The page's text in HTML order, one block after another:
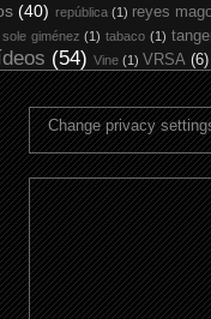
(40) república (1) reyes
sole giménez (1) tabaco (1)
(54) Vine (1) VRSA (6)
Change privacy